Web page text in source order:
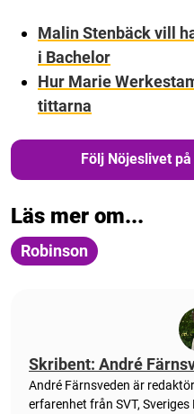
Malin Stenbäck vill
i Bachelor
Hur Marie
tittarna
Följ Nöjeslivet
Läs mer om...
Robinson
Skribent: André
André Färnsveden är
erfarenhet från SVT,